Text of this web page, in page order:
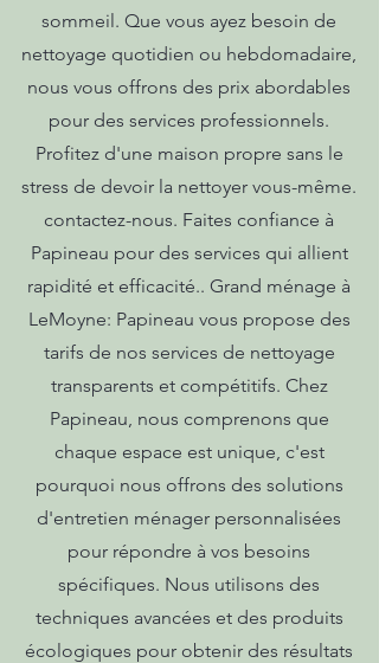
sommeil. Que vous ayez besoin de
nettoyage quotidien ou hebdomadaire,
nous vous offrons des prix abordables
pour des services professionnels.
Profitez d'une maison propre sans le
stress de devoir la nettoyer vous-même.
contactez-nous. Faites confiance à
Papineau pour des services qui allient
rapidité et efficacité.. Grand ménage à
LeMoyne: Papineau vous propose des
tarifs de nos services de nettoyage
transparents et compétitifs. Chez
Papineau, nous comprenons que
chaque espace est unique, c'est
pourquoi nous offrons des solutions
d'entretien ménager personnalisées
pour répondre à vos besoins
spécifiques. Nous utilisons des
techniques avancées et des produits
écologiques pour obtenir des résultats